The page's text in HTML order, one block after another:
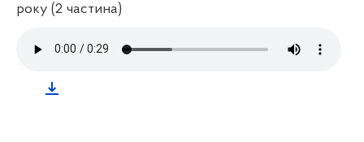
року (2 частина)